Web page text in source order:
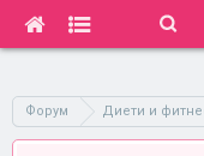
Форум Диети и